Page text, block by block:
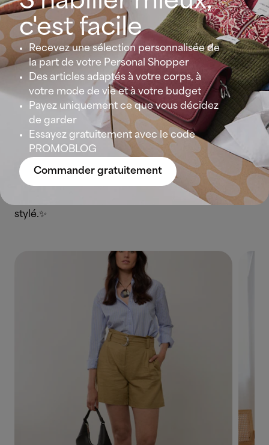
à manches courtes. L’esprit bord de mer chic
dans toute sa splendeur, idéal pour les journées
ensoleillées.
Et pour celles qui préfèrent un lookstreet, urbain
et sans effort,combinez votre bermuda à un tank
top blanc— l’autre grande tendance de l’été.
Cette pièce basique, simple mais iconique,
s’adapte à tous les styles, les silhouettes et les
occasions.
Côté chaussures , le bermuda se porte aussi bien
avec des sandales plates, des baskets blanches ou
même des mocassins. Polyvalent, pratique et ultra
stylé.✨
c'est facile
Recevez une sélection personnalisée de
la part de votre Personal Shopper
Des articles adaptés à votre corps, à
votre mode de vie et à votre budget
Payez uniquement ce que vous décidez
de garder
Essayez gratuitement avec le code
PROMOBLOG
Commander gratuitement